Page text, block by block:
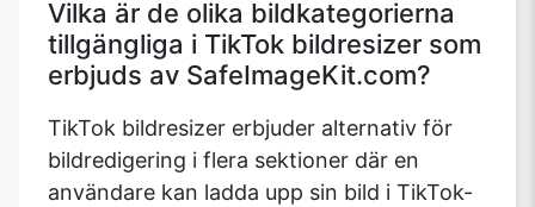
Vilka är de olika bildkategorierna
tillgängliga i TikTok bildresizer som
erbjuds av SafeImageKit.com?
TikTok bildresizer erbjuder alternativ för
bildredigering i flera sektioner där en
användare kan ladda upp sin bild i TikTok-